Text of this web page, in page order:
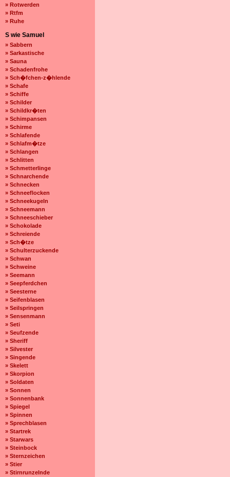
» Rotwerden
» Rtfm
» Ruhe
S wie Samuel
» Sabbern
» Sarkastische
» Sauna
» Schadenfrohe
» Sch�fchen-z�hlende
» Schafe
» Schiffe
» Schilder
» Schildkr�ten
» Schimpansen
» Schirme
» Schlafende
» Schlafm�tze
» Schlangen
» Schlitten
» Schmetterlinge
» Schnarchende
» Schnecken
» Schneeflocken
» Schneekugeln
» Schneemann
» Schneeschieber
» Schokolade
» Schreiende
» Sch�tze
» Schulterzuckende
» Schwan
» Schweine
» Seemann
» Seepferdchen
» Seesterne
» Seifenblasen
» Seilspringen
» Sensenmann
» Seti
» Seufzende
» Sheriff
» Silvester
» Singende
» Skelett
» Skorpion
» Soldaten
» Sonnen
» Sonnenbank
» Spiegel
» Spinnen
» Sprechblasen
» Startrek
» Starwars
» Steinbock
» Sternzeichen
» Stier
» Stirnrunzelnde